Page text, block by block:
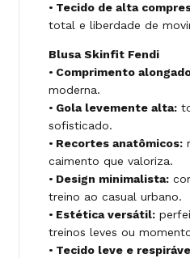
• Tecido de alta
total e liberdade de
Blusa Skinfit Fendi
• Comprimento
moderna.
• Gola levemente alta:
sofisticado.
• Recortes anatômicos:
caimento que valoriza.
• Design minimalista:
treino ao casual urbano.
• Estética versátil:
treinos leves ou
• Tecido leve e